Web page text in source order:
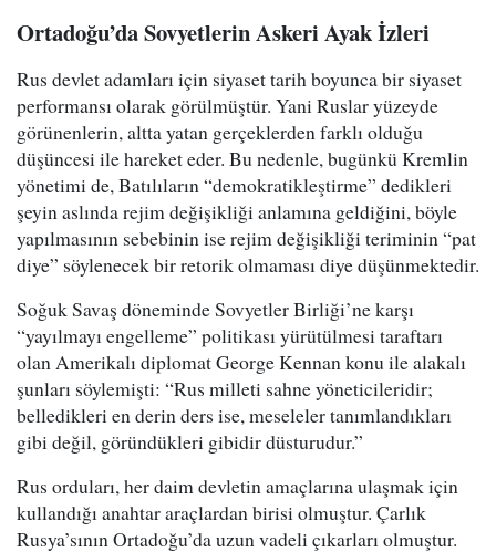
Ortadoğu’da Sovyetlerin Askeri Ayak İzleri
Rus devlet adamları için siyaset tarih boyunca bir siyaset
performansı olarak görülmüştür. Yani Ruslar yüzeyde
görünenlerin, altta yatan gerçeklerden farklı olduğu
düşüncesi ile hareket eder. Bu nedenle, bugünkü Kremlin
yönetimi de, Batılıların “demokratikleştirme” dedikleri
şeyin aslında rejim değişikliği anlamına geldiğini, böyle
yapılmasının sebebinin ise rejim değişikliği teriminin “pat
diye” söylenecek bir retorik olmaması diye düşünmektedir.
Soğuk Savaş döneminde Sovyetler Birliği’ne karşı
“yayılmayı engelleme” politikası yürütülmesi taraftarı
olan Amerikalı diplomat George Kennan konu ile alakalı
şunları söylemişti: “Rus milleti sahne yöneticileridir;
belledikleri en derin ders ise, meseleler tanımlandıkları
gibi değil, göründükleri gibidir düsturudur.”
Rus orduları, her daim devletin amaçlarına ulaşmak için
kullandığı anahtar araçlardan birisi olmuştur. Çarlık
Rusya’sının Ortadoğu’da uzun vadeli çıkarları olmuştur.